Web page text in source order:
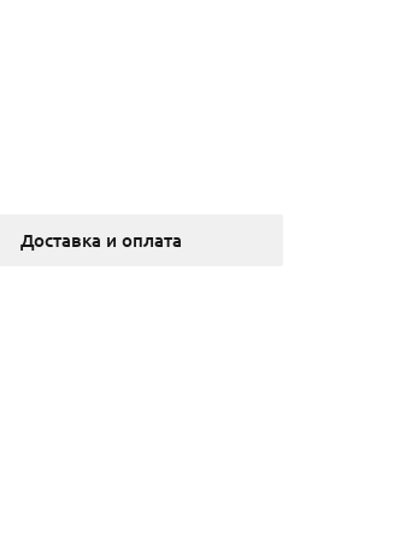
Доставка и оплата